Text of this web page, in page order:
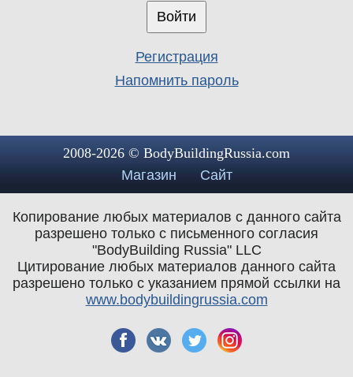
Регистрация
Напомнить пароль
2008-2026 © BodyBuildingRussia.com
Магазин
Сайт
Копирование любых материалов с данного сайта
разрешено только с письменного согласия
"BodyBuilding Russia" LLC
Цитирование любых материалов данного сайта
разрешено только с указанием прямой ссылки на
www.bodybuildingrussia.com